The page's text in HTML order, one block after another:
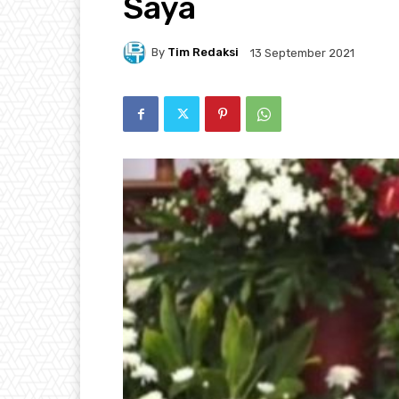
By Tim Redaksi 13 September 2021